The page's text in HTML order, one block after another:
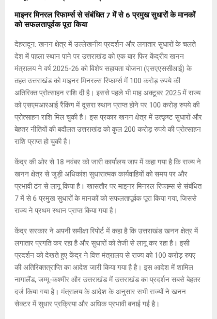
माइनर मिनरल रिफार्म्स से संबंधित 7 में से 6 प्रमुख सुधारों के मानकों
को सफलतापूर्वक पूरा किया
देहरादून: खनन क्षेत्र में उल्लेखनीय प्रदर्शन और लगातार सुधारों के चलते
देश में पहला स्थान पाने पर उत्तराखंड को एक बार फिर केंद्रीय खनन
मंत्रालय ने वर्ष 2025-26 को विशेष सहायता योजना (एसएएससीआई) के
तहत उत्तराखंड को माइनर मिनरल्स रिफार्म्स में 100 करोड़ रुपये की
अतिरिक्त प्रोत्साहन राशि दी है। इससे पहले भी माह अक्टूबर 2025 में राज्य
को एसएमआरआई रैंकिंग में दूसरा स्थान प्राप्त होने पर 100 करोड़ रुपये की
प्रोत्साहन राशि मिल चुकी है। इस प्रकार खनन क्षेत्र में उत्कृष्ट सुधारों और
बेहतर नीतियों की बदौलत उत्तराखंड को कुल 200 करोड़ रुपये की प्रोत्साहन
राशि प्राप्त हो चुकी है।
केंद्र की ओर से 18 नवंबर को जारी कार्यालय जाप में कहा गया है कि राज्य ने
खनन क्षेत्र से जुड़ी अधिकांश सुधारात्मक कार्यवाहियों को समय पर और
प्रभावी ढंग से लागू किया है। खासतौर पर माइनर मिनरल रिफाम्र्स से संबंधित
7 में से 6 प्रमुख सुधारों के मानकों को सफलतापूर्वक पूरा किया गया, जिससे
राज्य ने प्रथम स्थान प्राप्त किया गया है।
केंद्र सरकार ने अपनी समीक्षा रिपोर्ट में कहा है कि उत्तराखंड खनन क्षेत्र में
लगातार प्रगति कर रहा है और सुधारों को तेजी से लागू कर रहा है। इसी
प्रदर्शन को देखते हुए केंद्र ने वित्त मंत्रालय से राज्य को 100 करोड़ रुपए
की अतिरिक्तत्राप्ति का आदेश जारी किया गया है है। इस आदेश में शामिल
नागालैंड, जम्मू-कश्मीर और उत्तराखंड में उत्तराखंड का प्रदर्शन सबसे बेहतर
दर्ज किया गया है। मंत्रालय के आदेश के अनुसार सभी राज्यों ने खनन
सेक्टर में सुधार प्रक्रिया और अधिक प्रभावी बनाई गई है।